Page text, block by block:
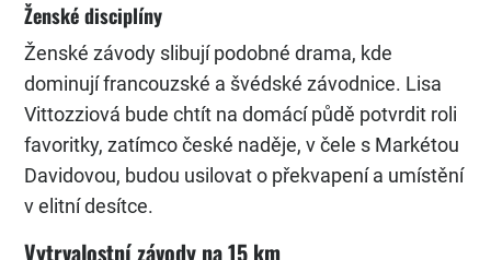
Ženské disciplíny
Ženské závody slibují podobné drama, kde
dominují francouzské a švédské závodnice. Lisa
Vittozziová bude chtít na domácí půdě potvrdit roli
favoritky, zatímco české naděje, v čele s Markétou
Davidovou, budou usilovat o překvapení a umístění
v elitní desítce.
Vytrvalostní závody na 15 km